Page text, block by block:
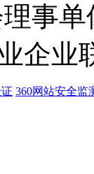
事
企业
360网站安全监